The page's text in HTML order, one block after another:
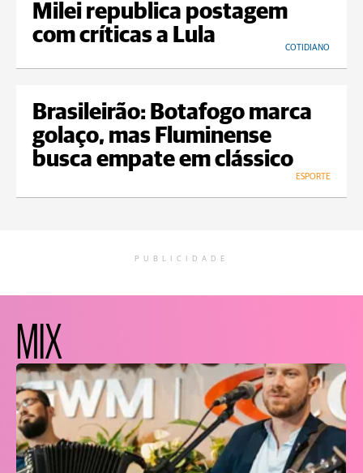
Milei republica postagem
com críticas a Lula
COTIDIANO
Brasileirão: Botafogo marca
golaço, mas Fluminense
busca empate em clássico
ESPORTE
PUBLICIDADE
MIX